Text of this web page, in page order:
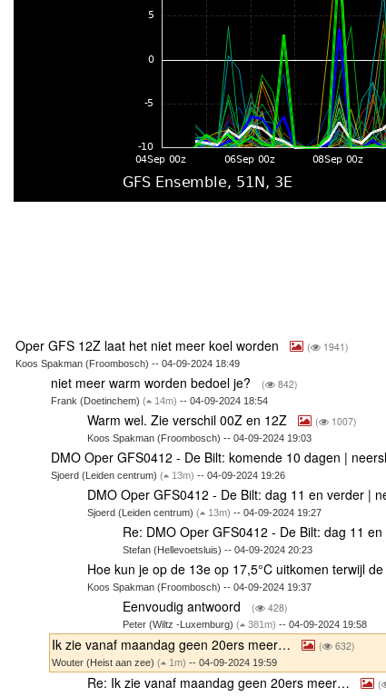
Oper GFS 12Z laat het niet meer koel worden ( 1941)
Koos Spakman (Froombosch) -- 04-09-2024 18:49
niet meer warm worden bedoel je? ( 842)
Frank (Doetinchem)( 14m) -- 04-09-2024 18:54
Warm wel. Zie verschil 00Z en 12Z ( 1007)
Koos Spakman (Froombosch) -- 04-09-2024 19:03
DMO Oper GFS0412 - De Bilt: komende 10 dagen |
Sjoerd (Leiden centrum)( 13m) -- 04-09-2024 19:26
DMO Oper GFS0412 - De Bilt: dag 11 en verder |
Sjoerd (Leiden centrum) ( 13m) -- 04-09-2024 19:27
Re: DMO Oper GFS0412 - De Bilt: dag 11
Stefan (Hellevoetsluis) -- 04-09-2024 20:23
Hoe kun je op de 13e op 17,5°C uitkomen terwijl
Koos Spakman (Froombosch) -- 04-09-2024 19:37
Eenvoudig antwoord ( 428)
Peter (Wiltz -Luxemburg)( 381m) -- 04-09-2024 19:58
Ik zie vanaf maandag geen 20ers meer… ( 632)
Wouter (Heist aan zee)( 1m) -- 04-09-2024 19:59
Re: Ik zie vanaf maandag geen 20ers meer… (